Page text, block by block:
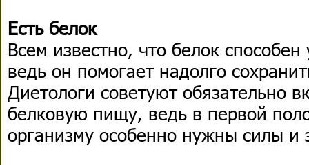
Есть белок
Всем известно, что белок
ведь он помогает надолго
Диетологи советуют обязательно
белковую пищу, ведь в первой
организму особенно нужны силы и